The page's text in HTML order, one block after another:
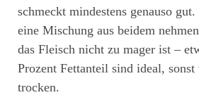
schmeckt mindestens genauso
eine Mischung aus beidem
das Fleisch nicht zu mager ist –
Prozent Fettanteil sind ideal,
trocken.